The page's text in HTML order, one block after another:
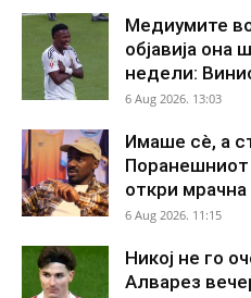
Медиумите
објавија она
недели:
6 Aug 2026. 13:03
Имаше сè, а
откри мрачна
6 Aug 2026. 11:15
Никој не го
Алварез